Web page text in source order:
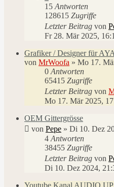
15 Antworten
128615 Zugriffe
Letzter Beitrag von
Fr 28. Mär 2025,
Grafiker / Designer für
von MrWoofa » Mo 17.
0 Antworten
65415 Zugriffe
Letzter Beitrag von
Mo 17. Mär 2025,
OEM Gittergrösse
von Pepe » Di 10. Dez
4 Antworten
38455 Zugriffe
Letzter Beitrag von
Di 10. Dez 2024,
Youtube Kanal AUDIO